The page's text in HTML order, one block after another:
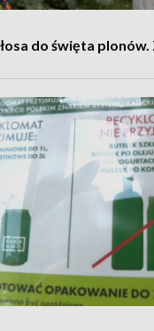
do święta plonów.